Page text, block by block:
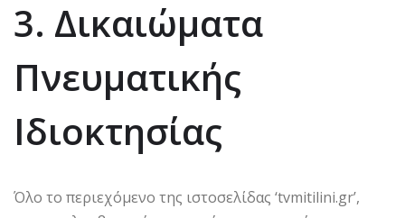
3. Δικαιώματα
Πνευματικής
Ιδιοκτησίας
Όλο το περιεχόμενο της ιστοσελίδας ‘tvmitilini.gr’,